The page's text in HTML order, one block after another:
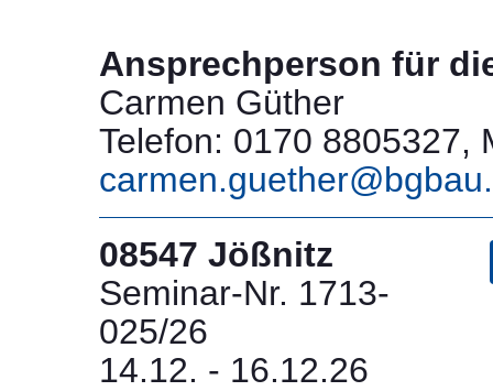
Ansprechperson für
Carmen Güther
Telefon: 0170 8805327,
08547 Jößnitz
Seminar-Nr. 1713-
025/26
14.12. - 16.12.26